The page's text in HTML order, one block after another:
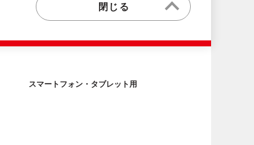
スマートフォン・タブレット用